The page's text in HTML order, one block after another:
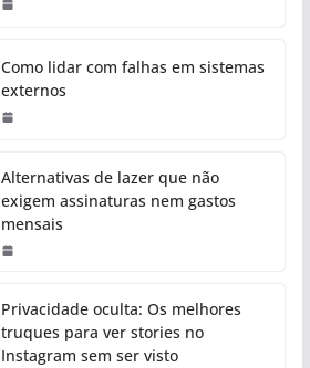
Como lidar com falhas em sistemas
externos
Alternativas de lazer que não
exigem assinaturas nem gastos
mensais
Privacidade oculta: Os melhores
truques para ver stories no
Instagram sem ser visto